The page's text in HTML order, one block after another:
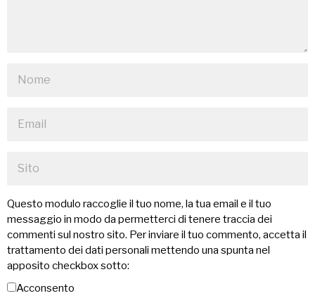
Questo modulo raccoglie il tuo nome, la tua email e il tuo
messaggio in modo da permetterci di tenere traccia dei
commenti sul nostro sito. Per inviare il tuo commento, accetta il
trattamento dei dati personali mettendo una spunta nel
apposito checkbox sotto:
Acconsento